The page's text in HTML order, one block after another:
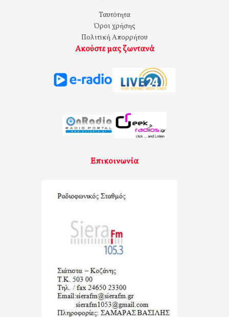
Ταυτότητα
Όροι χρήσης
Πολιτική Απορρήτου
Ακούστε μας ζωντανά
Επικοινωνία